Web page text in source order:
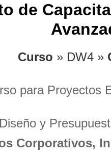
de
Curso » DW4 »
para Proyectos
y
Corporativos,